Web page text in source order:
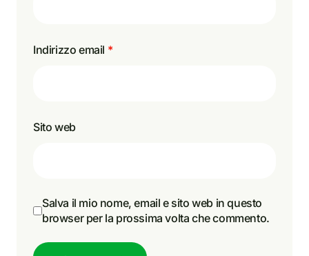
Indirizzo email *
Sito web
Salva il mio nome, email e sito web in questo
browser per la prossima volta che commento.